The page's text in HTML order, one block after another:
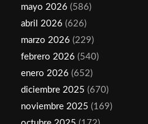
mayo 2026 (586)
abril 2026 (626)
marzo 2026 (229)
febrero 2026 (540)
enero 2026 (652)
diciembre 2025 (670)
noviembre 2025 (169)